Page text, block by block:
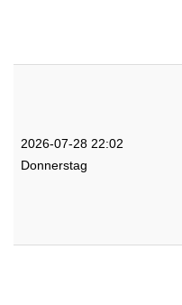
2026-07-28 22:02
Donnerstag